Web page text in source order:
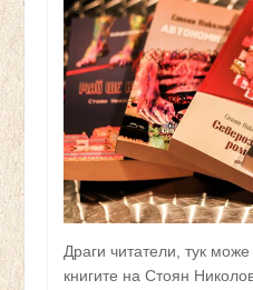
Драги читатели, тук
книгите на Стоян